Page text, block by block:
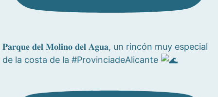
𝐏𝐚𝐫𝐪𝐮𝐞 𝐝𝐞𝐥 𝐌𝐨𝐥𝐢𝐧𝐨 𝐝𝐞𝐥 𝐀𝐠𝐮𝐚, un rincón muy especial
de la costa de la #ProvinciadeAlicante